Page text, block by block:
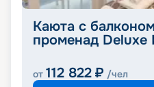
Каюта с
променад Deluxe
от 112 822 ₽ /чел